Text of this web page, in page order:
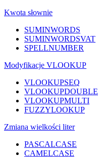
Kwota słownie
SUMINWORDS
SUMINWORDSVAT
SPELLNUMBER
Modyfikacje VLOOKUP
VLOOKUPSEQ
VLOOKUPDOUBLE
VLOOKUPMULTI
FUZZYLOOKUP
Zmiana wielkości liter
PASCALCASE
CAMELCASE